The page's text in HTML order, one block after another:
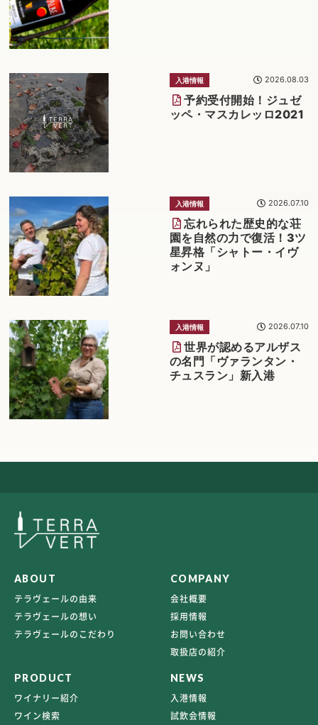
予約受付開始！ジュゼ
ッペ・マスカレッロ2021
入港情報 2026.08.03
忘れられた歴史的な荘
園を自然の力で復活！3ツ
星昇格「シャトー・イヴ
ォンヌ」
入港情報 2026.07.10
世界が認めるアルザス
の名門「ヴァランタン・
チュスラン」新入港
入港情報 2026.07.10
ABOUT
テラヴェールの由来
テラヴェールの想い
テラヴェールのこだわり
COMPANY
会社概要
採用情報
お問い合わせ
取扱店の紹介
PRODUCT
ワイナリー紹介
ワイン検索
NEWS
入港情報
試飲会情報